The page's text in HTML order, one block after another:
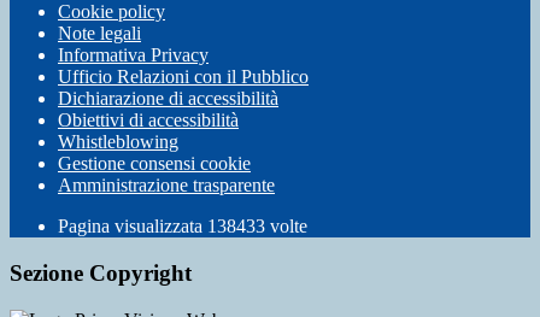
Cookie policy
Note legali
Informativa Privacy
Ufficio Relazioni con il Pubblico
Dichiarazione di accessibilità
Obiettivi di accessibilità
Whistleblowing
Gestione consensi cookie
Amministrazione trasparente
Pagina visualizzata 138433 volte
Sezione Copyright